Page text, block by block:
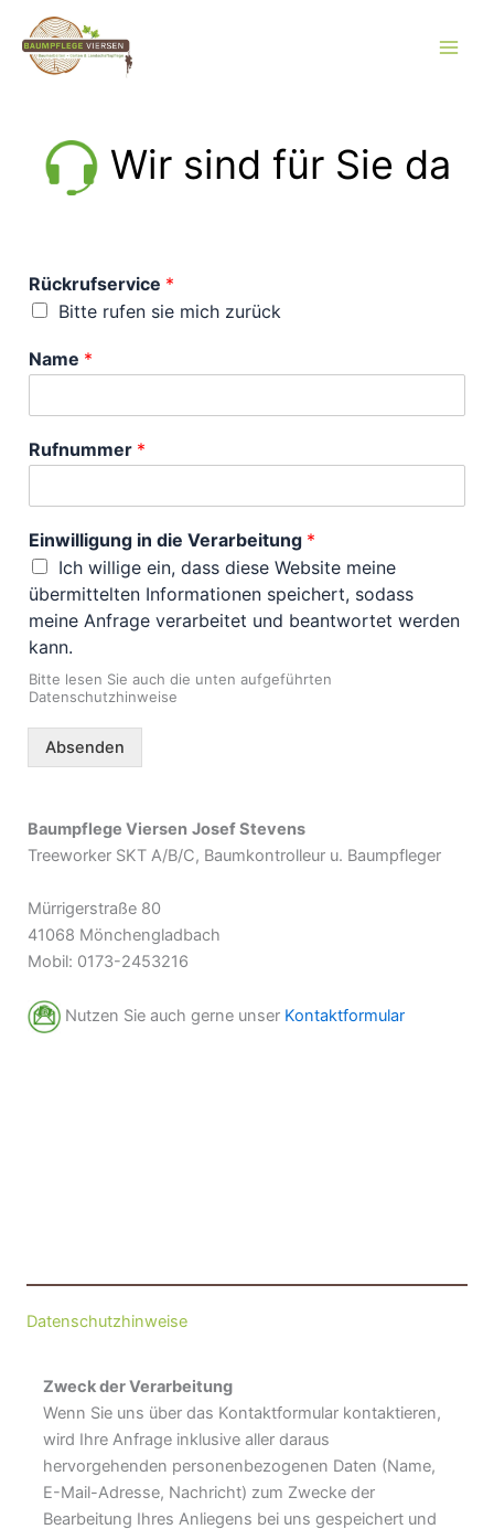
Inhalt
springen
Wir sind für Sie da
Rückrufservice *
Bitte rufen sie mich zurück
Name *
Rufnummer *
Einwilligung in die Verarbeitung *
Ich willige ein, dass diese Website meine
übermittelten Informationen speichert, sodass
meine Anfrage verarbeitet und beantwortet werden
kann.
Bitte lesen Sie auch die unten aufgeführten
Datenschutzhinweise
Absenden
Baumpflege Viersen Josef Stevens
Treeworker SKT A/B/C, Baumkontrolleur u. Baumpfleger
Mürrigerstraße 80
41068 Mönchengladbach
Mobil: 0173-2453216
Nutzen Sie auch gerne unser Kontaktformular
Datenschutzhinweise
Zweck der Verarbeitung
Wenn Sie uns über das Kontaktformular kontaktieren,
wird Ihre Anfrage inklusive aller daraus
hervorgehenden personenbezogenen Daten (Name,
E-Mail-Adresse, Nachricht) zum Zwecke der
Bearbeitung Ihres Anliegens bei uns gespeichert und